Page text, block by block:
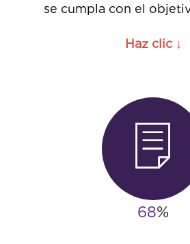
se cumpla con el
Haz clic ↓
85%